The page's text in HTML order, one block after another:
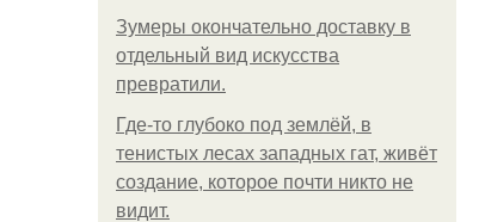
Зумеры окончательно доставку в
отдельный вид искусства
превратили.
Где-то глубоко под землёй, в
тенистых лесах западных гат, живёт
создание, которое почти никто не
видит.